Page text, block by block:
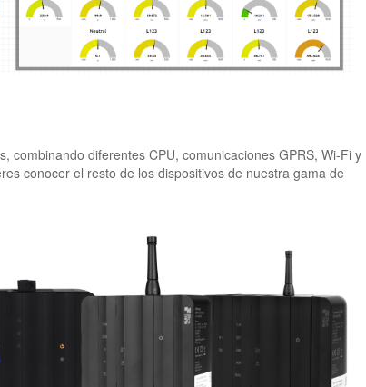
combinando diferentes CPU, comunicaciones GPRS, Wi-Fi y
conocer el resto de los dispositivos de nuestra gama de